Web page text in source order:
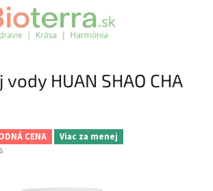
HUAN SHAO CHA
CENA Viac za menej